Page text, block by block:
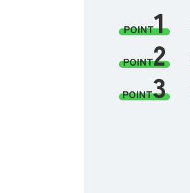
POINT1
POINT2
POINT3